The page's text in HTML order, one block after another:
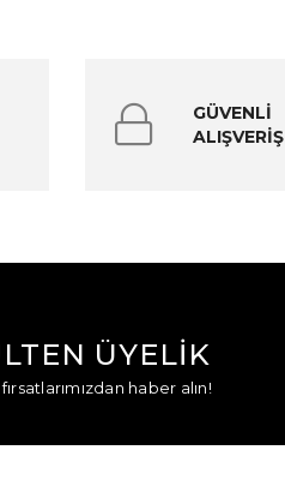
GÜVENLİ
ALIŞVERİŞ
ÜYELİK
haber alın!